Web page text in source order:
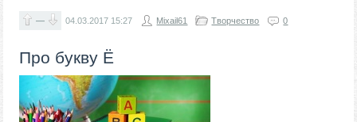
— 04.03.2017 15:27 Mixail61 Творчество 0
Про букву Ё